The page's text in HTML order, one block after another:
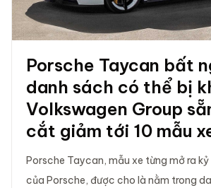
Porsche Taycan bất
danh sách có thể bị
Volkswagen Group
cắt giảm tới 10 mẫu
Porsche Taycan, mẫu xe từng mở ra
của Porsche, được cho là nằm trong